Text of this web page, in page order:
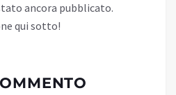
ancora pubblicato.
qui sotto!